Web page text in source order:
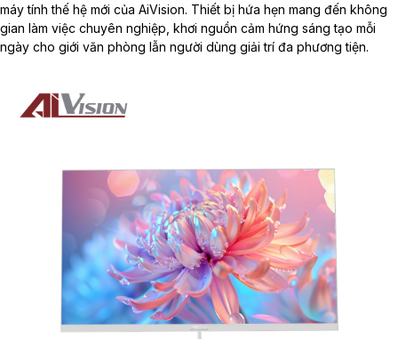
máy tính thế hệ mới của AiVision. Thiết bị hứa hẹn mang đến không
gian làm việc chuyên nghiệp, khơi nguồn cảm hứng sáng tạo mỗi
ngày cho giới văn phòng lẫn người dùng giải trí đa phương tiện.